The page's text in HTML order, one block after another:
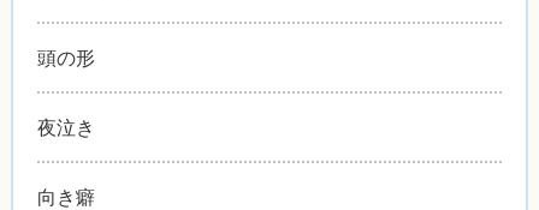
頭の形
夜泣き
向き癖